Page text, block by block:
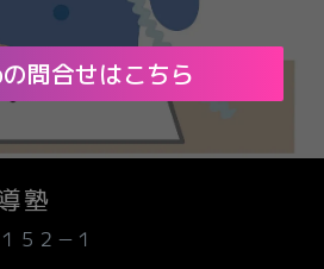
問合せはこちら
塾
５２－１